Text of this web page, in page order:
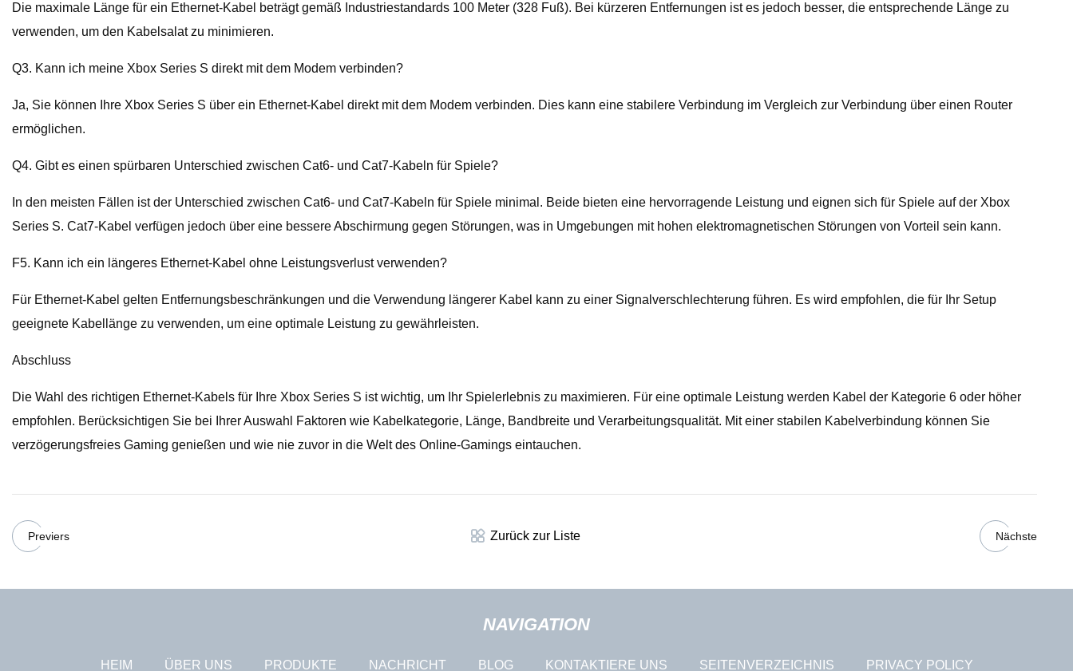
Die maximale Länge für ein Ethernet-Kabel beträgt gemäß Industriestandards 100 Meter (328 Fuß). Bei kürzeren Entfernungen ist es jedoch besser, die entsprechende Länge zu
verwenden, um den Kabelsalat zu minimieren.
Q3. Kann ich meine Xbox Series S direkt mit dem Modem verbinden?
Ja, Sie können Ihre Xbox Series S über ein Ethernet-Kabel direkt mit dem Modem verbinden. Dies kann eine stabilere Verbindung im Vergleich zur Verbindung über einen Router
ermöglichen.
Q4. Gibt es einen spürbaren Unterschied zwischen Cat6- und Cat7-Kabeln für Spiele?
In den meisten Fällen ist der Unterschied zwischen Cat6- und Cat7-Kabeln für Spiele minimal. Beide bieten eine hervorragende Leistung und eignen sich für Spiele auf der Xbox
Series S. Cat7-Kabel verfügen jedoch über eine bessere Abschirmung gegen Störungen, was in Umgebungen mit hohen elektromagnetischen Störungen von Vorteil sein kann.
F5. Kann ich ein längeres Ethernet-Kabel ohne Leistungsverlust verwenden?
Für Ethernet-Kabel gelten Entfernungsbeschränkungen und die Verwendung längerer Kabel kann zu einer Signalverschlechterung führen. Es wird empfohlen, die für Ihr Setup
geeignete Kabellänge zu verwenden, um eine optimale Leistung zu gewährleisten.
Abschluss
Die Wahl des richtigen Ethernet-Kabels für Ihre Xbox Series S ist wichtig, um Ihr Spielerlebnis zu maximieren. Für eine optimale Leistung werden Kabel der Kategorie 6 oder höher
empfohlen. Berücksichtigen Sie bei Ihrer Auswahl Faktoren wie Kabelkategorie, Länge, Bandbreite und Verarbeitungsqualität. Mit einer stabilen Kabelverbindung können Sie
verzögerungsfreies Gaming genießen und wie nie zuvor in die Welt des Online-Gamings eintauchen.
Previers Zurück zur Liste Nächste
NAVIGATION
HEIM ÜBER UNS PRODUKTE NACHRICHT BLOG KONTAKTIERE UNS SEITENVERZEICHNIS PRIVACY POLICY